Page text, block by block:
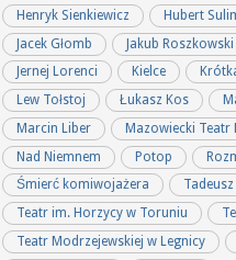
Henryk Sienkiewicz
Hubert
Jacek Głomb
Jakub Roszkowski
Jernej Lorenci
Kielce
Lew Tołstoj
Łukasz Kos
Marcin Liber
Mazowiecki Teatr
Nad Niemnem
Potop
Śmierć komiwojażera
Teatr im. Horzycy w Toruniu
Teatr Modrzejewskiej w Legnicy